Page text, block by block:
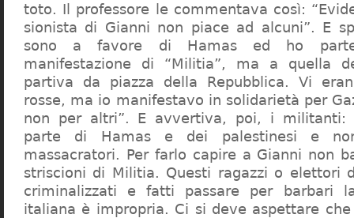
toto. Il professore le commentava così:
sionista di Gianni non piace ad alcuni”. E
sono a favore di Hamas ed ho
manifestazione di “Militia”, ma a quella
partiva da piazza della Repubblica. Vi
rosse, ma io manifestavo in solidarietà per
non per altri”. E avvertiva, poi, i militanti:
parte di Hamas e dei palestinesi e
massacratori. Per farlo capire a Gianni non
striscioni di Militia. Questi ragazzi o elettori
criminalizzati e fatti passare per barbari
italiana è impropria. Ci si deve aspettare